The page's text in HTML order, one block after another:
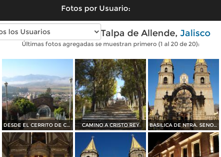
Fotos por Usuario:
Fotos modernas de Talpa de Allende, Jalisco
Últimas fotos agregadas se muestran primero (1 al 20 de 20):
DESDE EL CERRITO DE CRISTO REY CAMINO A CRISTO REY BASILICA DE NTRA. SEÑORA DEL "ROSARIO DE TALPA"